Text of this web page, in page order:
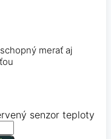
merať aj
senzor teploty